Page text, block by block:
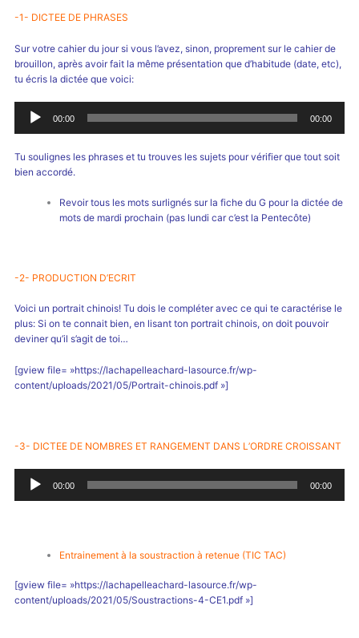
-1- DICTEE DE PHRASES
Sur votre cahier du jour si vous l’avez, sinon, proprement sur le cahier de
brouillon, après avoir fait la même présentation que d’habitude (date, etc),
tu écris la dictée que voici:
Lecteur
audio
00:00 00:00
Tu soulignes les phrases et tu trouves les sujets pour vérifier que tout soit
bien accordé.
Revoir tous les mots surlignés sur la fiche du G pour la dictée de
mots de mardi prochain (pas lundi car c’est la Pentecôte)
-2- PRODUCTION D’ECRIT
Voici un portrait chinois! Tu dois le compléter avec ce qui te caractérise le
plus: Si on te connait bien, en lisant ton portrait chinois, on doit pouvoir
deviner qu’il s’agit de toi…
[gview file= »https://lachapelleachard-lasource.fr/wp-
content/uploads/2021/05/Portrait-chinois.pdf »]
-3- DICTEE DE NOMBRES ET RANGEMENT DANS L’ORDRE CROISSANT
Lecteur
audio
00:00 00:00
Entrainement à la soustraction à retenue (TIC TAC)
[gview file= »https://lachapelleachard-lasource.fr/wp-
content/uploads/2021/05/Soustractions-4-CE1.pdf »]